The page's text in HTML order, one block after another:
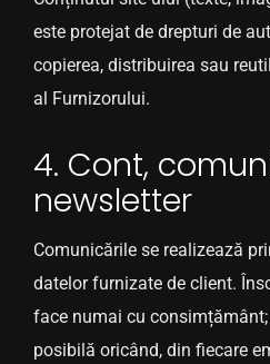
este protejat de drepturi de
copierea, distribuirea sau
al Furnizorului.
4. Cont,
newsletter
Comunicările se realizează
datelor furnizate de client.
face numai cu
posibilă oricând, din fiecare